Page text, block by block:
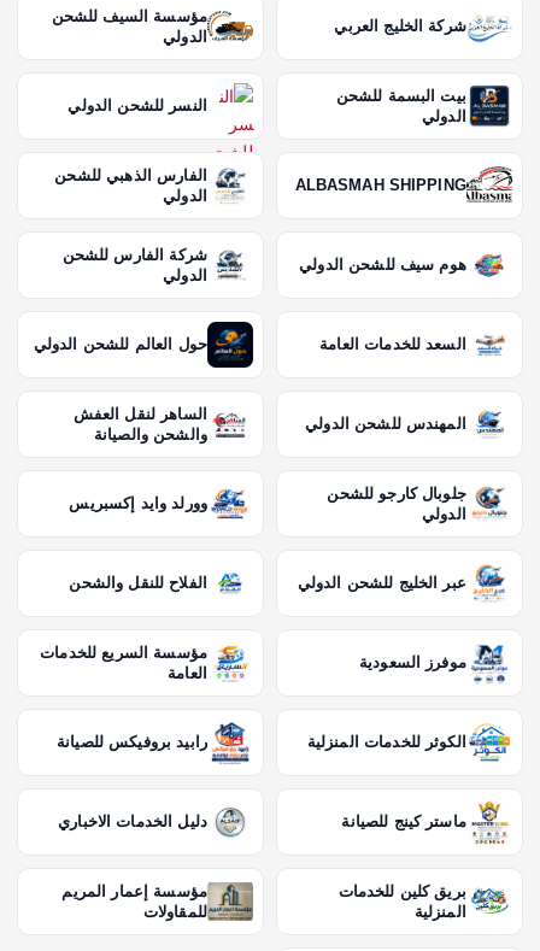
شركة الخليج العربي
مؤسسة السيف للشحن
الدولي
بيت البسمة للشحن
الدولي
النسر للشحن الدولي
ALBASMAH SHIPPING
الفارس الذهبي للشحن
الدولي
هوم سيف للشحن الدولي
شركة الفارس للشحن
الدولي
السعد للخدمات العامة حول العالم للشحن الدولي
المهندس للشحن الدولي
الساهر لنقل العفش
والشحن والصيانة
جلوبال كارجو للشحن
الدولي
وورلد وايد إكسبريس
عبر الخليج للشحن الدولي الفلاح للنقل والشحن
موفرز السعودية
مؤسسة السريع للخدمات
العامة
الكوثر للخدمات المنزلية رابيد بروفيكس للصيانة
ماستر كينج للصيانة دليل الخدمات الاخباري
بريق كلين للخدمات
المنزلية
مؤسسة إعمار المريم
للمقاولات